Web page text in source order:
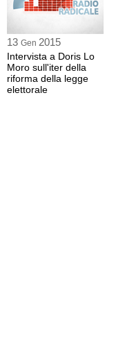
13 Gen 2015
Intervista a Doris Lo
Moro sull'iter della
riforma della legge
elettorale